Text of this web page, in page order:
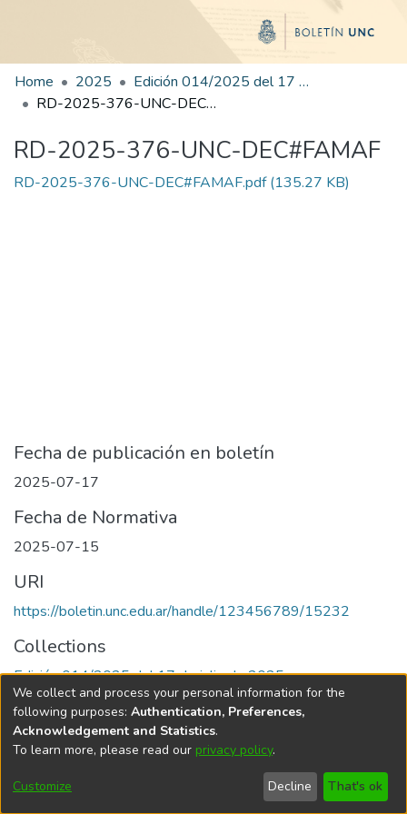
Home 2025
Edición 014/2025 del 17 de julio de 2025
RD-2025-376-UNC-DEC#FAMAF
RD-2025-376-UNC-DEC#FAMAF
RD-2025-376-UNC-DEC#FAMAF.pdf(135.27 KB)
Fecha de publicación en boletín
2025-07-17
Fecha de Normativa
2025-07-15
URI
https://boletin.unc.edu.ar/handle/123456789/15232
Collections
Edición 014/2025 del 17 de julio de 2025
Universidad Nacional de Córdoba
We collect and process your personal information for the
following purposes: Authentication, Preferences,
Acknowledgement and Statistics.
To learn more, please read our privacy policy.
Customize Decline That's ok